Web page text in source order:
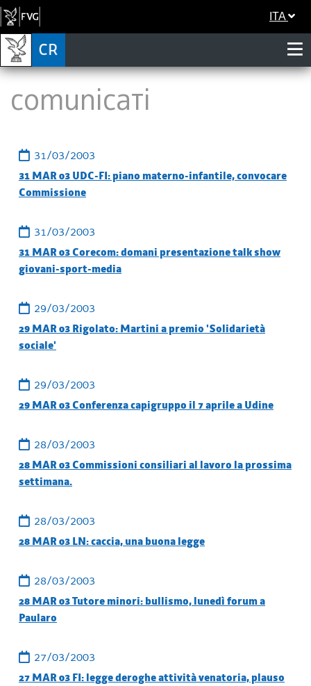
ITA
Comunicati
31/03/2003
31 MAR 03 UDC-FI: piano materno-infantile, convocare
Commissione
31/03/2003
31 MAR 03 Corecom: domani presentazione talk show
giovani-sport-media
29/03/2003
29 MAR 03 Rigolato: Martini a premio 'Solidarietà
sociale'
29/03/2003
29 MAR 03 Conferenza capigruppo il 7 aprile a Udine
28/03/2003
28 MAR 03 Commissioni consiliari al lavoro la prossima
settimana.
28/03/2003
28 MAR 03 LN: caccia, una buona legge
28/03/2003
28 MAR 03 Tutore minori: bullismo, lunedì forum a
Paularo
27/03/2003
27 MAR 03 FI: legge deroghe attività venatoria, plauso